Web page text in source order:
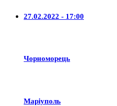
27.02.2022 - 17:00
Чорноморець
Маріуполь